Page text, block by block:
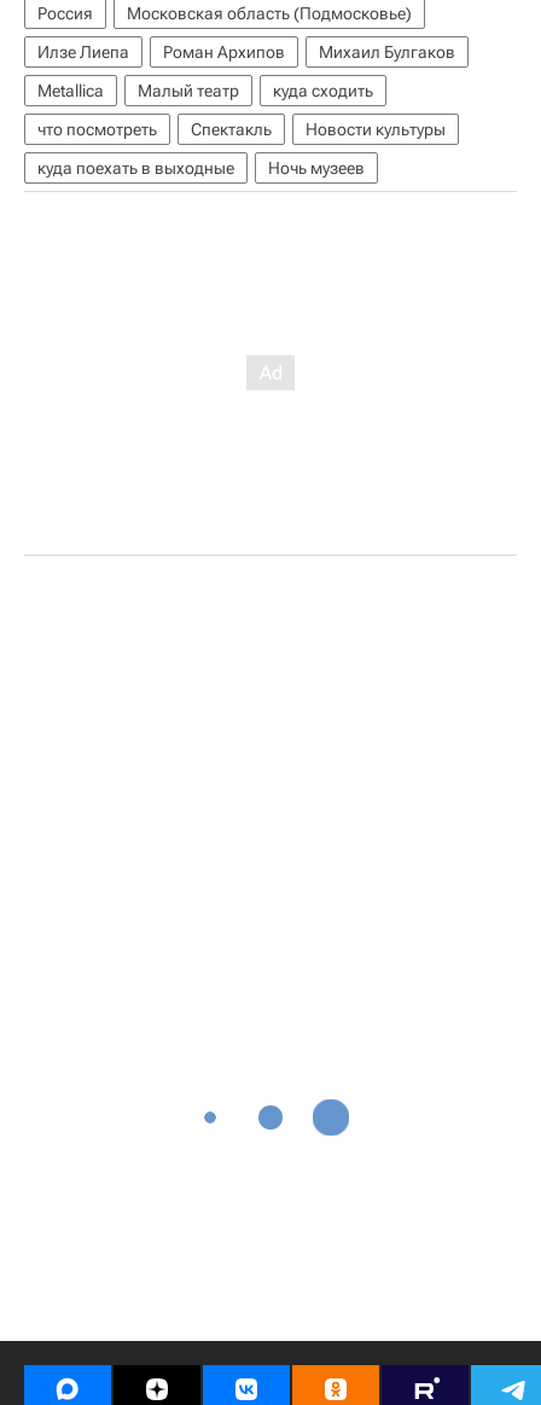
Россия
Московская область (Подмосковье)
Илзе Лиепа
Роман Архипов
Михаил Булгаков
Metallica
Малый театр
куда сходить
что посмотреть
Спектакль
Новости культуры
куда поехать в выходные
Ночь музеев